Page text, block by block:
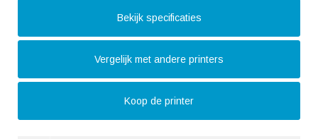
Bekijk specificaties
Vergelijk met andere printers
Koop de printer